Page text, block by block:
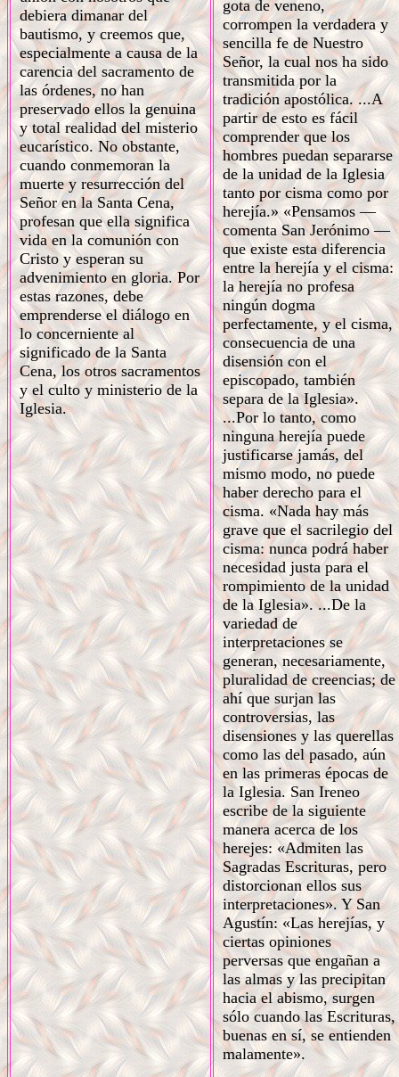
debiera dimanar del
bautismo, y creemos que,
especialmente a causa de la
carencia del sacramento de
las órdenes, no han
preservado ellos la genuina
y total realidad del misterio
eucarístico. No obstante,
cuando conmemoran la
muerte y resurrección del
Señor en la Santa Cena,
profesan que ella significa
vida en la comunión con
Cristo y esperan su
advenimiento en gloria. Por
estas razones, debe
emprenderse el diálogo en
lo concerniente al
significado de la Santa
Cena, los otros sacramentos
y el culto y ministerio de la
Iglesia.
gota de veneno,
corrompen la verdadera y
sencilla fe de Nuestro
Señor, la cual nos ha sido
transmitida por la
tradición apostólica. ...A
partir de esto es fácil
comprender que los
hombres puedan separarse
de la unidad de la Iglesia
tanto por cisma como por
herejía.» «Pensamos —
comenta San Jerónimo —
que existe esta diferencia
entre la herejía y el cisma:
la herejía no profesa
ningún dogma
perfectamente, y el cisma,
consecuencia de una
disensión con el
episcopado, también
separa de la Iglesia».
...Por lo tanto, como
ninguna herejía puede
justificarse jamás, del
mismo modo, no puede
haber derecho para el
cisma. «Nada hay más
grave que el sacrilegio del
cisma: nunca podrá haber
necesidad justa para el
rompimiento de la unidad
de la Iglesia». ...De la
variedad de
interpretaciones se
generan, necesariamente,
pluralidad de creencias; de
ahí que surjan las
controversias, las
disensiones y las querellas
como las del pasado, aún
en las primeras épocas de
la Iglesia. San Ireneo
escribe de la siguiente
manera acerca de los
herejes: «Admiten las
Sagradas Escrituras, pero
distorcionan ellos sus
interpretaciones». Y San
Agustín: «Las herejías, y
ciertas opiniones
perversas que engañan a
las almas y las precipitan
hacia el abismo, surgen
sólo cuando las Escrituras,
buenas en sí, se entienden
malamente».